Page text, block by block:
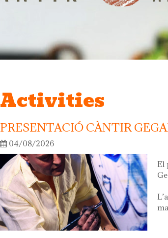
Activities
PRESENTACIÓ CÀNTIR
04/08/2026
El